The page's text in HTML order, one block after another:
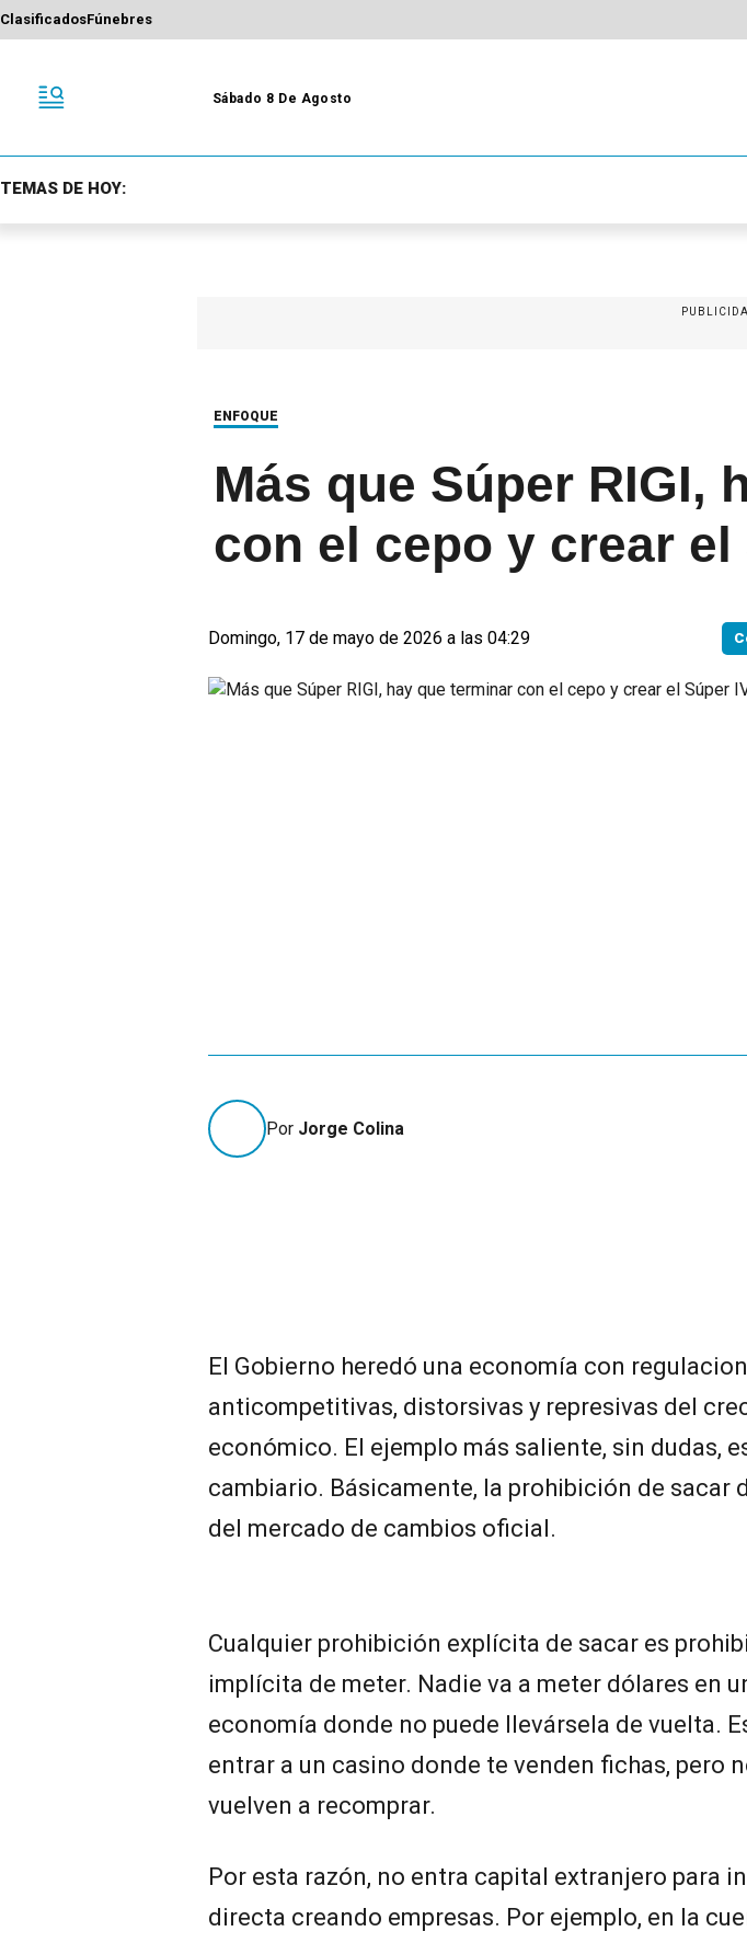
ClasificadosFúnebres
Sábado 8 De Agosto
TEMAS DE HOY:
ENFOQUE
Más que Súper RIGI,
con el cepo y crear el
Domingo, 17 de mayo de 2026 a las 04:29
Por Jorge Colina
El Gobierno heredó una economía con
anticompetitivas, distorsivas y represivas del
económico. El ejemplo más saliente, sin dudas,
cambiario. Básicamente, la prohibición de sacar
del mercado de cambios oficial.
Cualquier prohibición explícita de sacar es
implícita de meter. Nadie va a meter dólares en
economía donde no puede llevársela de vuelta.
entrar a un casino donde te venden fichas, pero
vuelven a recomprar.
Por esta razón, no entra capital extranjero para
directa creando empresas. Por ejemplo, en la